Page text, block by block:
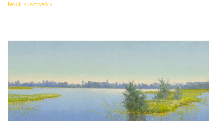
bekijk kunstwerk